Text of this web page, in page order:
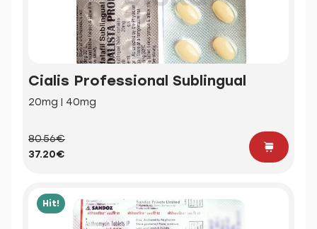
Cialis Professional Sublingual
20mg | 40mg
80.56€
37.20€
Hit!